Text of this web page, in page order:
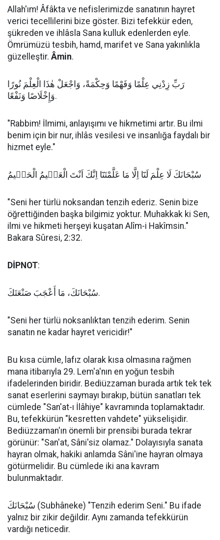
Allah'ım! Âfâkta ve nefislerimizde sanatının hayret
verici tecellilerini bize göster. Bizi tefekkür eden,
şükreden ve ihlâsla Sana kulluk edenlerden eyle.
Ömrümüzü tesbih, hamd, marifet ve Sana yakınlıkla
güzelleştir. Âmin.
رَبِّ زِدْنِي عِلْمًا وَفَهْمًا وَحِكْمَةً، وَاجْعَلْ هٰذَا الْعِلْمَ نُورًا
وَإِخْلَاصًا وَنَفْعًا.
"Rabbim! İlmimi, anlayışımı ve hikmetimi artır. Bu ilmi
benim için bir nur, ihlâs vesilesi ve insanlığa faydalı bir
hizmet eyle."
سُبْحَانَكَ لَا عِلْمَ لَنَٓا اِلَّا مَا عَلَّمْتَنَٓا اِنَّكَ اَنْتَ الْعَلٖيمُ الْحَكٖيمُ
"Seni her türlü noksandan tenzih ederiz. Senin bize
öğrettiğinden başka bilgimiz yoktur. Muhakkak ki Sen,
ilmi ve hikmeti herşeyi kuşatan Alîm-i Hakîmsin."
Bakara Sûresi, 2:32.
DİPNOT:
سُبْحَانَكَ، مَا أَعْجَبَ صَنْعَتَكَ.
"Seni her türlü noksanlıktan tenzih ederim. Senin
sanatın ne kadar hayret vericidir!"
Bu kısa cümle, lafız olarak kısa olmasına rağmen
mana itibarıyla 29. Lem'a'nın en yoğun tesbih
ifadelerinden biridir. Bediüzzaman burada artık tek tek
sanat eserlerini saymayı bırakıp, bütün sanatları tek
cümlede "San'at-ı İlâhiye" kavramında toplamaktadır.
Bu, tefekkürün "kesretten vahdete" yükselişidir.
Bediüzzaman'ın önemli bir prensibi burada tekrar
görünür: "San'at, Sâni'siz olamaz." Dolayısıyla sanata
hayran olmak, hakiki anlamda Sâni'ine hayran olmaya
götürmelidir. Bu cümlede iki ana kavram
bulunmaktadır.
سُبْحَانَكَ (Subhâneke) "Tenzih ederim Seni." Bu ifade
yalnız bir zikir değildir. Aynı zamanda tefekkürün
vardığı neticedir.